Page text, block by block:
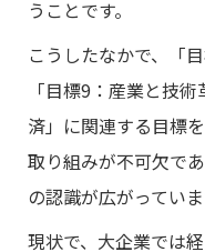
うことです。
こうしたなかで、「
「目標9：産業と技
済」に関連する目標
取り組みが不可欠で
の認識が広がっていま
現状で、大企業では